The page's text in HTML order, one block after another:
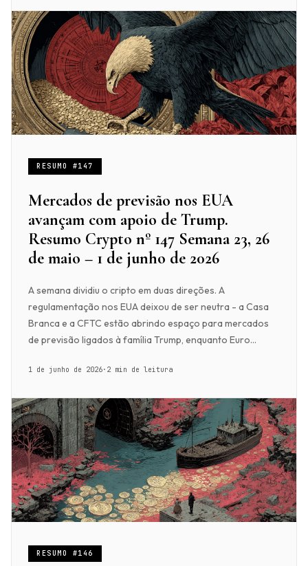
RESUMO #147
Mercados de previsão nos EUA
avançam com apoio de Trump.
Resumo Crypto nº 147 Semana 23, 26
de maio – 1 de junho de 2026
A semana dividiu o cripto em duas direções. A
regulamentação nos EUA deixou de ser neutra - a Casa
Branca e a CFTC estão abrindo espaço para mercados
de previsão ligados à família Trump, enquanto Euro...
1 de junho de 2026· 2 min de leitura
RESUMO #146